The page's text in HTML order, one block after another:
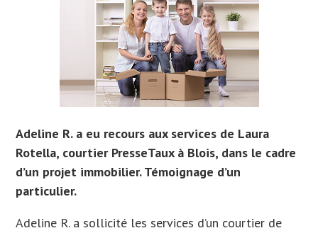
Adeline R. a eu recours aux services de Laura
Rotella, courtier PresseTaux à Blois, dans le cadre
d’un projet immobilier. Témoignage d’un
particulier.
Adeline R. a sollicité les services d’un courtier de